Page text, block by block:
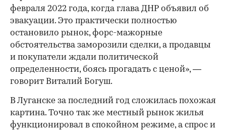
февраля 2022 года, когда глава ДНР объявил об
эвакуации. Это практически полностью
остановило рынок, форс-мажорные
обстоятельства заморозили сделки, а продавцы
и покупатели ждали политической
определенности, боясь прогадать с ценой», —
говорит Виталий Богуш.
В Луганске за последний год сложилась похожая
картина. Точно так же местный рынок жилья
функционировал в спокойном режиме, а спрос и